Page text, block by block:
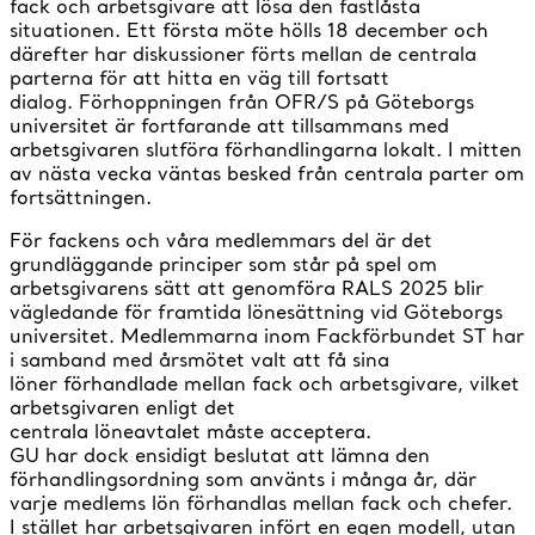
fack och arbetsgivare att lösa den fastlåsta
situationen. Ett första möte hölls 18 december och
därefter har diskussioner förts mellan de centrala
parterna för att hitta en väg till fortsatt
dialog. Förhoppningen från OFR/S på Göteborgs
universitet är fortfarande att tillsammans med
arbetsgivaren slutföra förhandlingarna lokalt. I mitten
av nästa vecka väntas besked från centrala parter om
fortsättningen.
För fackens och våra medlemmars del är det
grundläggande principer som står på spel om
arbetsgivarens sätt att genomföra RALS 2025 blir
vägledande för framtida lönesättning vid Göteborgs
universitet. Medlemmarna inom Fackförbundet ST har
i samband med årsmötet valt att få sina
löner förhandlade mellan fack och arbetsgivare, vilket
arbetsgivaren enligt det
centrala löneavtalet måste acceptera.
GU har dock ensidigt beslutat att lämna den
förhandlingsordning som använts i många år, där
varje medlems lön förhandlas mellan fack och chefer.
I stället har arbetsgivaren infört en egen modell, utan